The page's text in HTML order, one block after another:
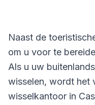
Naast de
om u voor te
Als u uw
wisselen, wordt het
wisselkantoor in